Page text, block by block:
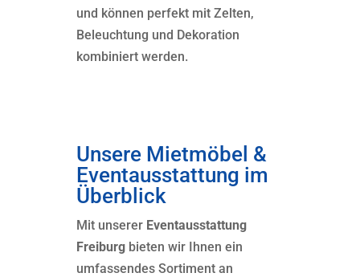
und können perfekt mit Zelten,
Beleuchtung und Dekoration
kombiniert werden.
Unsere Mietmöbel &
Eventausstattung im
Überblick
Mit unserer Eventausstattung
Freiburgbieten wir Ihnen ein
umfassendes Sortiment an